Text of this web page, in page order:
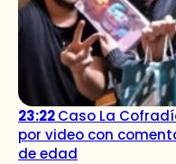
23:22Caso La
por video con
de edad